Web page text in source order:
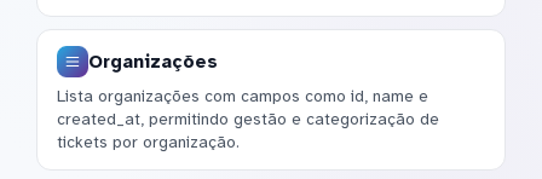
Organizações
Lista organizações com campos como id, name e
created_at, permitindo gestão e categorização de
tickets por organização.